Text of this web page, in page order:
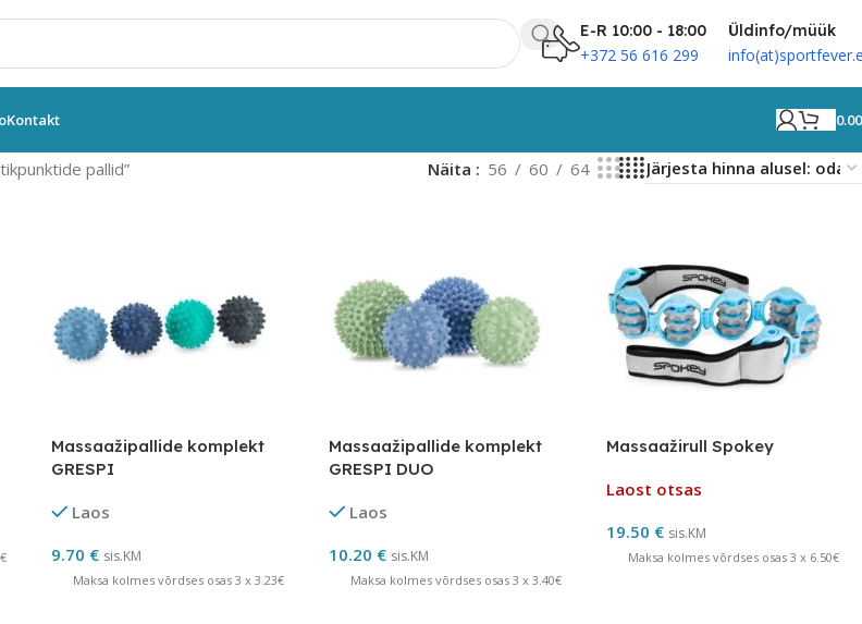
E-R 10:00 - 18:00
+372 56 616 299
Üldinfo/müük
Kontakt
pallid” Näita 56 60 64
Massaažipallide komplekt
GRESPI
Laos
9.70 € sis.KM
Maksa kolmes võrdses osas 3 x 3.23€
Massaažipallide komplekt
GRESPI DUO
Laos
10.20 € sis.KM
Maksa kolmes võrdses osas 3 x 3.40€
Massaažirull Spokey
Laost otsas
19.50 € sis.KM
Maksa kolmes võrdses osas 3 x 6.50€